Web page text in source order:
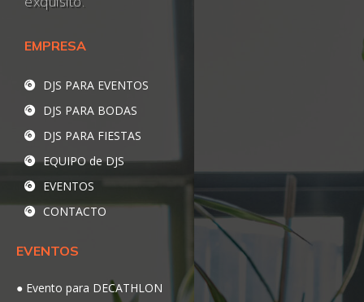
EMPRESA
DJS PARA EVENTOS
DJS PARA BODAS
DJS PARA FIESTAS
EQUIPO de DJS
EVENTOS
CONTACTO
EVENTOS
Evento para DECATHLON